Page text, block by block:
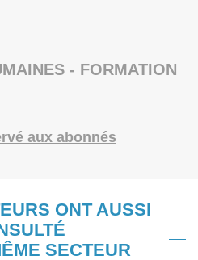
- FORMATION
aux abonnés
ONT AUSSI
SECTEUR